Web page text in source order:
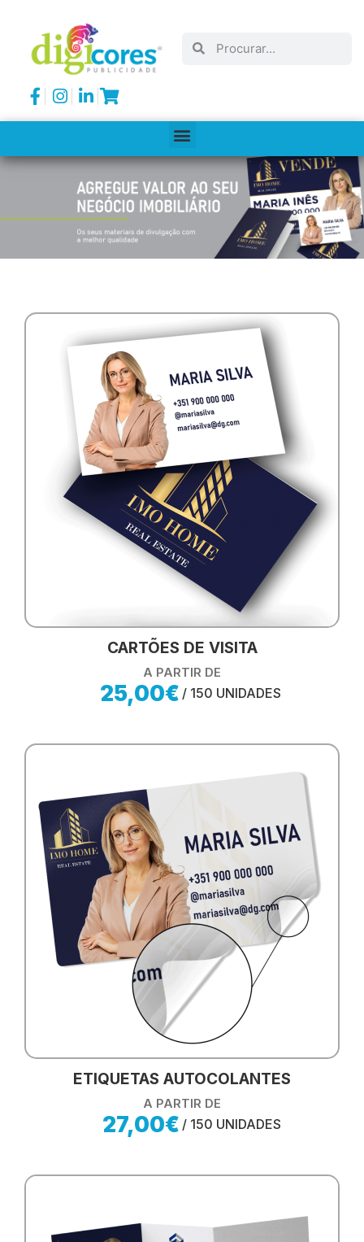
CARTÕES DE VISITA
A PARTIR DE
25,00€ / 150 UNIDADES
ETIQUETAS AUTOCOLANTES
A PARTIR DE
27,00€ / 150 UNIDADES